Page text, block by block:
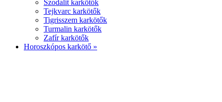
Szodalit karkötők
Tejkvarc karkötők
Tigrisszem karkötők
Turmalin karkötők
Zafír karkötők
Horoszkópos karkötő »